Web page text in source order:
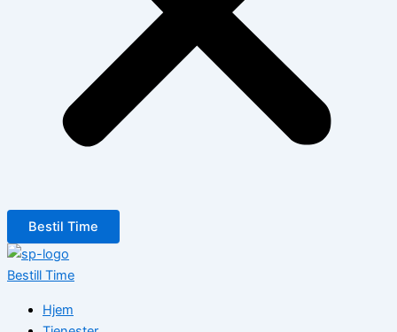
Bestil Time
Bestill Time
Hjem